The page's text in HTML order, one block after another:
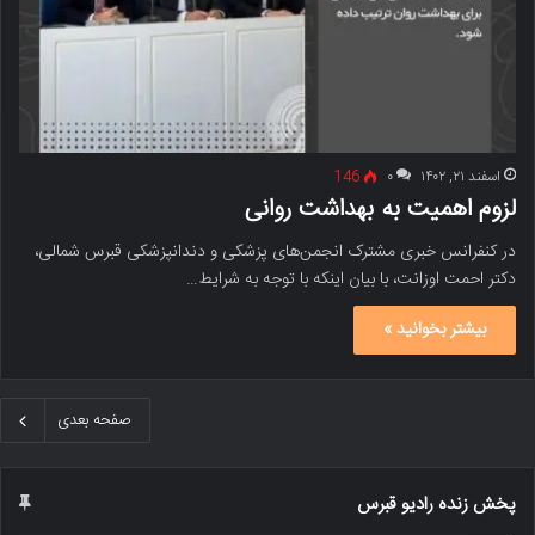
اسفند ۲۱, ۱۴۰۲ ۰ 146
لزوم اهمیت به بهداشت روانی
در کنفرانس خبری مشترک انجمن‌های پزشکی و دندانپزشکی قبرس شمالی،
دکتر احمت اوزانت، با بیان اینکه با توجه به شرایط…
بیشتر بخوانید »
صفحه بعدی
پخش زنده رادیو قبرس